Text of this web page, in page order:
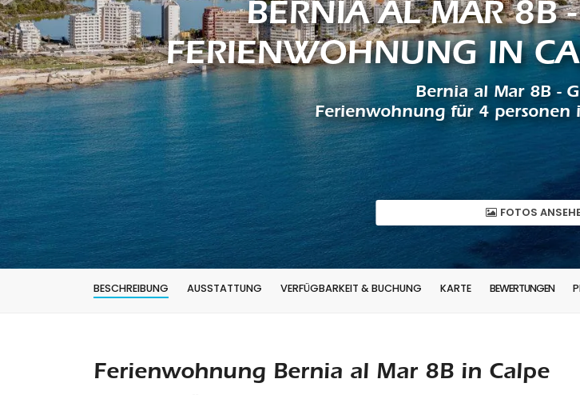
BERNIA AL MAR 8B
FERIENWOHNUNG IN
Bernia al Mar 8B -
Ferienwohnung für 4 personen
FOTOS
BESCHREIBUNG AUSSTATTUNG VERFÜGBARKEIT & BUCHUNG KARTE BEWERTUNGEN
Ferienwohnung Bernia al Mar 8B in Calpe